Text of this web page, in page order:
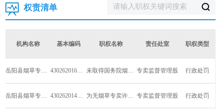
权责清单
机构名称 基本编码 职权名称 责任处室 职权类型
岳阳县烟草专卖局 430262016W00 未取得国务院烟草专卖行政主管部门颁发的烟... 专卖监督管理股 行政处罚
岳阳县烟草专卖局 430262014W00 为无烟草专卖许可证的单位或者个人提供烟草... 专卖监督管理股 行政处罚